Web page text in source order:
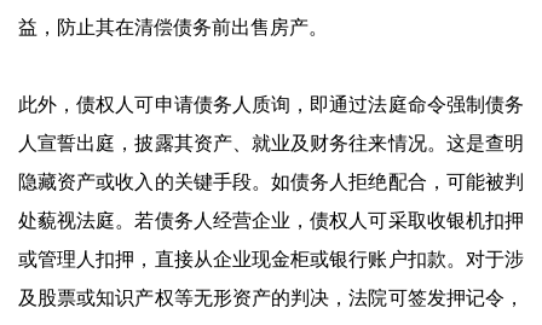
益，防止其在清偿债务前出售房产。
此外，债权人可申请债务人质询，即通过法庭命令强制债务
人宣誓出庭，披露其资产、就业及财务往来情况。这是查明
隐藏资产或收入的关键手段。如债务人拒绝配合，可能被判
处藐视法庭。若债务人经营企业，债权人可采取收银机扣押
或管理人扣押，直接从企业现金柜或银行账户扣款。对于涉
及股票或知识产权等无形资产的判决，法院可签发押记令，